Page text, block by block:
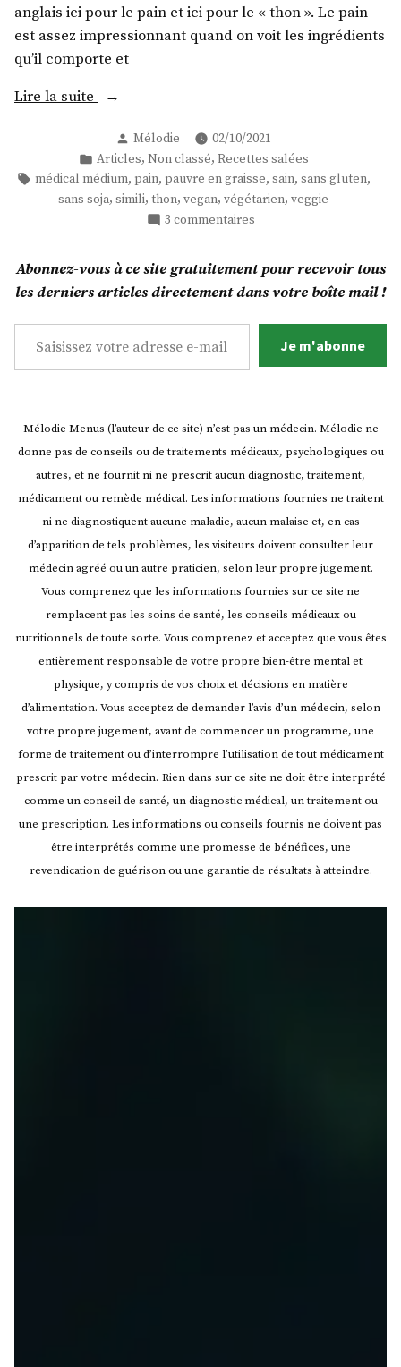
anglais ici pour le pain et ici pour le « thon ». Le pain
est assez impressionnant quand on voit les ingrédients
qu’il comporte et
Lire la suite
« Tartines
pain
sans
gluten
levure
vegan!
(2
recettes) »
Publié
par
Mélodie
02/10/2021
Publié
dans
Articles, Non classé, Recettes salées
Étiquettes :
médical médium, pain, pauvre en graisse, sain, sans gluten,
sans soja, simili, thon, vegan, végétarien, veggie
3 commentairessur
pain
sans
vegan!
(2
recettes)
Abonnez-vous à ce site gratuitement pour recevoir tous
les derniers articles directement dans votre boîte mail !
Saisissez votre adresse e-mail…
Je m'abonne
Mélodie Menus (l’auteur de ce site) n’est pas un médecin. Mélodie ne
donne pas de conseils ou de traitements médicaux, psychologiques ou
autres, et ne fournit ni ne prescrit aucun diagnostic, traitement,
médicament ou remède médical. Les informations fournies ne traitent
ni ne diagnostiquent aucune maladie, aucun malaise et, en cas
d’apparition de tels problèmes, les visiteurs doivent consulter leur
médecin agréé ou un autre praticien, selon leur propre jugement.
Vous comprenez que les informations fournies sur ce site ne
remplacent pas les soins de santé, les conseils médicaux ou
nutritionnels de toute sorte. Vous comprenez et acceptez que vous êtes
entièrement responsable de votre propre bien-être mental et
physique, y compris de vos choix et décisions en matière
d’alimentation. Vous acceptez de demander l’avis d’un médecin, selon
votre propre jugement, avant de commencer un programme, une
forme de traitement ou d’interrompre l’utilisation de tout médicament
prescrit par votre médecin. Rien dans sur ce site ne doit être interprété
comme un conseil de santé, un diagnostic médical, un traitement ou
une prescription. Les informations ou conseils fournis ne doivent pas
être interprétés comme une promesse de bénéfices, une
revendication de guérison ou une garantie de résultats à atteindre.